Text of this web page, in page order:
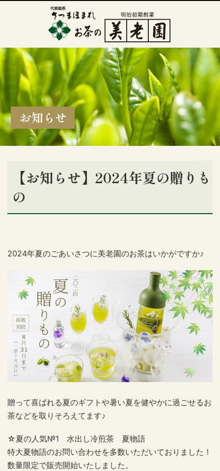
お知らせ
【お知らせ】2024年夏の贈りも
の
2024年夏のごあいさつに美老園のお茶はいかがですか♪
贈って喜ばれる夏のギフトや暑い夏を健やかに過ごせるお
茶などを取りそろえてます♪
☆夏の人気№1 水出し冷煎茶 夏物語
特大夏物語のお問い合わせを多数いただいておりました！
数量限定で販売開始いたしました。